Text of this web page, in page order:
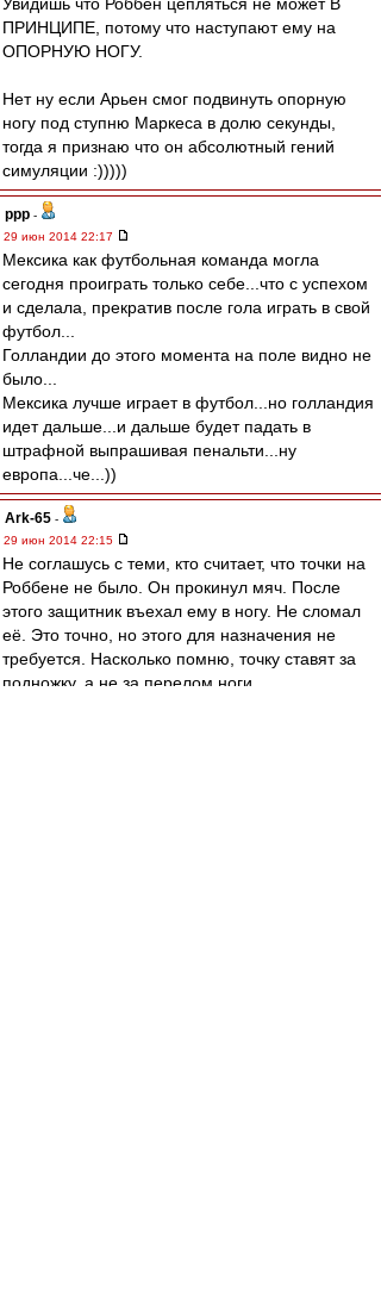
ПРИНЦИПЕ, потому что наступают ему на
ОПОРНУЮ НОГУ.
Нет ну если Арьен смог подвинуть опорную
ногу под ступню Маркеса в долю секунды,
тогда я признаю что он абсолютный гений
симуляции :)))))
ppp -
29 июн 2014 22:17
Мексика как футбольная команда могла
сегодня проиграть только себе...что с успехом
и сделала, прекратив после гола играть в свой
футбол...
Голландии до этого момента на поле видно не
было...
Мексика лучше играет в футбол...но голландия
идет дальше...и дальше будет падать в
штрафной выпрашивая пенальти...ну
европа...че...))
Ark-65 -
29 июн 2014 22:15
Не соглашусь с теми, кто считает, что точки на
Роббене не было. Он прокинул мяч. После
этого защитник въехал ему в ногу. Не сломал
её. Это точно, но этого для назначения не
требуется. Насколько помню, точку ставят за
подножку, а не за перелом ноги.